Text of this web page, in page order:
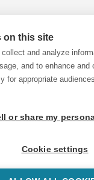
2026 BrainPOP. Tous
powered byWordPress. Built by
on this site
and analyze
and to enhance and
for appropriate
or share my
Cookie settings